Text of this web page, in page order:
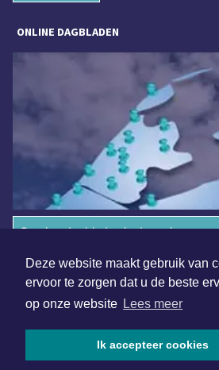
Deze website maakt gebruik van
ervoor te zorgen dat u de beste
op onze website Lees meer
Ik accepteer cookies
ONLINE DAGBLADEN
Overige dagbladen in de regio
Algemene voorwaarden
Disclaimer